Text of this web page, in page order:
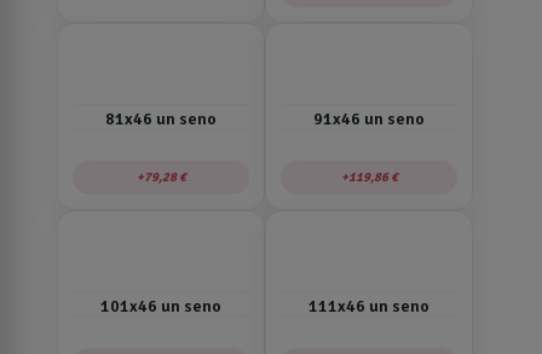
81x46 un seno
79,28 €
91x46 un seno
119,86 €
101x46 un seno 111x46 un seno